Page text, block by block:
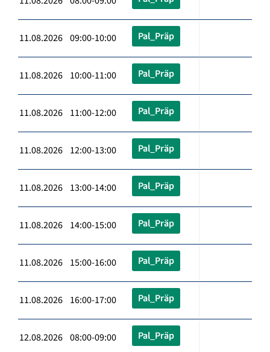
11.08.2026 09:00-10:00 Pal_Präp
11.08.2026 10:00-11:00 Pal_Präp
11.08.2026 11:00-12:00 Pal_Präp
11.08.2026 12:00-13:00 Pal_Präp
11.08.2026 13:00-14:00 Pal_Präp
11.08.2026 14:00-15:00 Pal_Präp
11.08.2026 15:00-16:00 Pal_Präp
11.08.2026 16:00-17:00 Pal_Präp
12.08.2026 08:00-09:00 Pal_Präp